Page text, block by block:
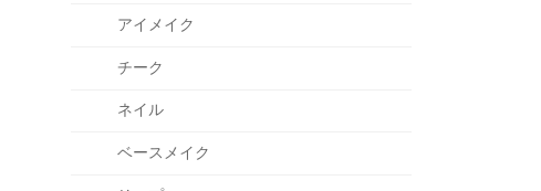
アイメイク
チーク
ネイル
ベースメイク